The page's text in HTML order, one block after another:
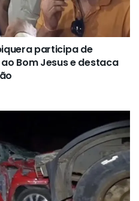
participa de
Bom Jesus e destaca